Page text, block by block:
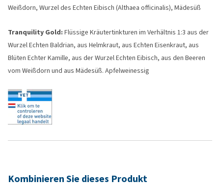
Weißdorn, Wurzel des Echten Eibisch (Althaea officinalis), Mädesüß
Tranquility Gold: Flüssige Kräutertinkturen im Verhältnis 1:3 aus der
Wurzel Echten Baldrian, aus Helmkraut, aus Echten Eisenkraut, aus
Blüten Echter Kamille, aus der Wurzel Echten Eibisch, aus den Beeren
vom Weißdorn und aus Mädesüß. Apfelweinessig
Kombinieren Sie dieses Produkt